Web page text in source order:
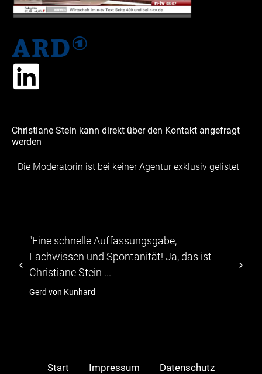
Christiane Stein kann direkt über den Kontakt angefragt
werden
Die Moderatorin ist bei keiner Agentur exklusiv gelistet
Ja, das ist
"...Die Teilnehmer zeigten sich
abwechslungsreichen
Start Impressum Datenschutz